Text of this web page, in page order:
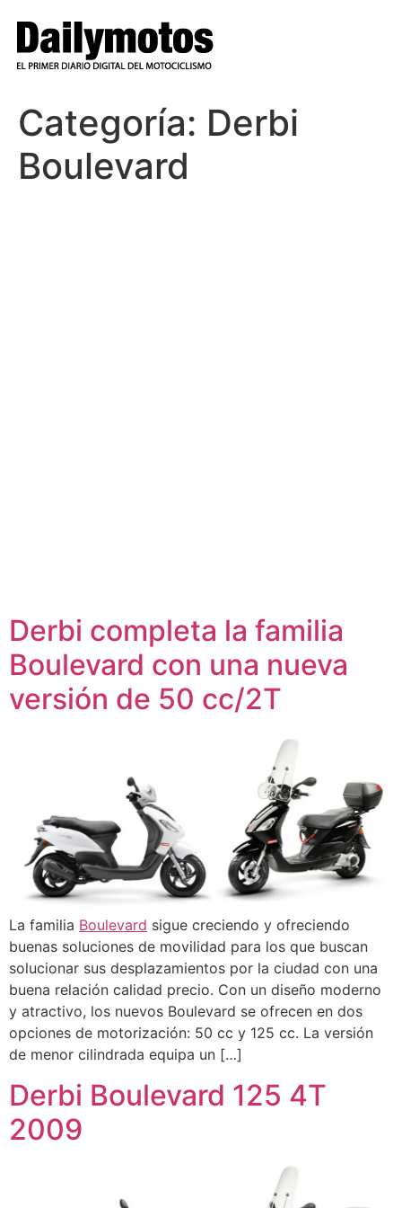
contenido
Categoría: Derbi
Boulevard
Derbi completa la familia
Boulevard con una nueva
versión de 50 cc/2T
La familia Boulevard sigue creciendo y ofreciendo
buenas soluciones de movilidad para los que buscan
solucionar sus desplazamientos por la ciudad con una
buena relación calidad precio. Con un diseño moderno
y atractivo, los nuevos Boulevard se ofrecen en dos
opciones de motorización: 50 cc y 125 cc. La versión
de menor cilindrada equipa un […]
Derbi Boulevard 125 4T
2009